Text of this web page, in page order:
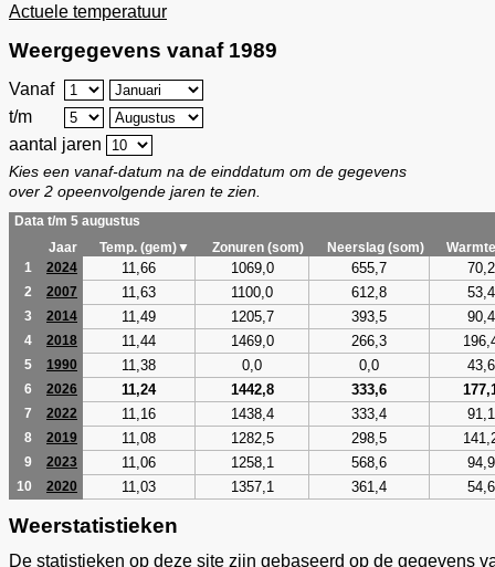
Actuele temperatuur
Weergegevens vanaf 1989
Vanaf
t/m
aantal jaren
Kies een vanaf-datum na de einddatum om de gegevens
over 2 opeenvolgende jaren te zien.
Data t/m 5 augustus
Jaar
Temp. (gem)▼ Zonuren (som) Neerslag (som)
1
2024 11,66 1069,0 655,7 70,2
2 2007 11,63 1100,0 612,8 53,4
3 2014 11,49 1205,7 393,5 90,4
4 2018 11,44 1469,0 266,3
5 1990 11,38 0,0 0,0 43,6
6 2026 11,24 1442,8 333,6
7 2022 11,16 1438,4 333,4 91,1
8 2019 11,08 1282,5 298,5
9 2023 11,06 1258,1 568,6 94,9
10 2020 11,03 1357,1 361,4 54,6
Weerstatistieken
De statistieken op deze site zijn gebaseerd op de gegevens